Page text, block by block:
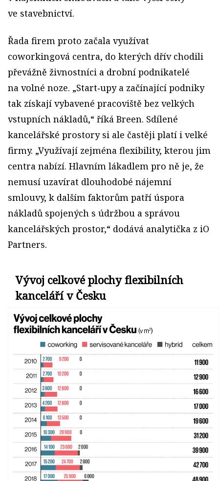
ve stavebnictví.
Řada firem proto začala využívat
coworkingová centra, do kterých dřív chodili
převážně živnostníci a drobní podnikatelé
na volné noze. „Start‑upy a začínající podniky
tak získají vybavené pracoviště bez velkých
vstupních nákladů,“ říká Breen. Sdílené
kancelářské prostory si ale častěji platí i velké
firmy. „Využívají zejména flexibility, kterou jim
centra nabízí. Hlavním lákadlem pro ně je, že
nemusí uzavírat dlouhodobé nájemní
smlouvy, k dalším faktorům patří úspora
nákladů spojených s údržbou a správou
kancelářských prostor,“ dodává analytička z iO
Partners.
Vývoj celkové plochy flexibilních
kanceláří v Česku